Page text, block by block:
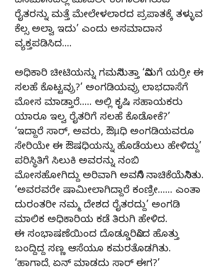
ರೈತರನ್ನು ಮತ್ತೆ ಮೇಲೇಳಲಾರದ ಪ್ರಪಾತಕ್ಕೆ ತಳ್ಳುವ
ಕೆಲ್ಸ ಅಲ್ವಾ ಇದು’ ಎಂದು ಅಸಮಾದಾನ
ವ್ಯಕ್ತಪಡಿಸಿದ….
ಅಧಿಕಾರಿ ಚೀಟಿಯನ್ನು ಗಮನಿಸುತ್ತಾ ‘ನಿಮಗೆ ಯರ‍್ರೀ ಈ
ಸಲಹೆ ಕೊಟ್ಟವ್ರು?’ ಅಂಗಡಿಯವ್ರು ಲಾಭದಾಸೆಗೆ
ಮೋಸ ಮಾಡ್ತಾರೆ….. ಅಲ್ಲಿ ಕೃಷಿ ಸಹಾಯಕರು
ಯಾರೂ ಇಲ್ವ ರೈತರಿಗೆ ಸಲಹೆ ಕೊಡೋಕೆ?’
‘ಇದ್ದಾರೆ ಸಾರ್, ಅವರು, ಔµಧಿ ಅಂಗಡಿಯವರೂ
ಸೇರಿಯೇ ಈ ಔಷಧಿಯನ್ನು ಹೊಡೆಯಲು ಹೇಳಿದ್ದು’
ಪರಿಸ್ಥಿತಿಗೆ ಸಿಲುಕಿ ಅವರನ್ನು ನಂಬಿ
ಮೋಸಹೋಗಿದ್ದು ಅರಿವಾಗಿ ಅವನಿಗೆ ನಾಚಿಕೆಯೆನಿಸಿತು.
‘ಅವರವರೇ ಷಾಮೀಲಾಗಿದ್ದಾರೆ ಕಂಣ್ರೀ…… ಎಂತಾ
ದುರಂತರೀ ನಮ್ಮ ದೇಶದ ರೈತರದ್ದು’ ಅಂಗಡಿ
ಮಾಲಿಕ ಅಧಿಕಾರಿಯ ಕಡೆ ತಿರುಗಿ ಹೇಳಿದ.
ಈ ಸಂಭಾಷಣೆಯಿಂದ ದೊಡ್ಡೂರಿನಿಂದ ಹೊತ್ತು
ಬಂದ್ದಿದ್ದ ಸಣ್ಣ ಆಸೆಯೂ ಕಮರತೊಡಗಿತು.